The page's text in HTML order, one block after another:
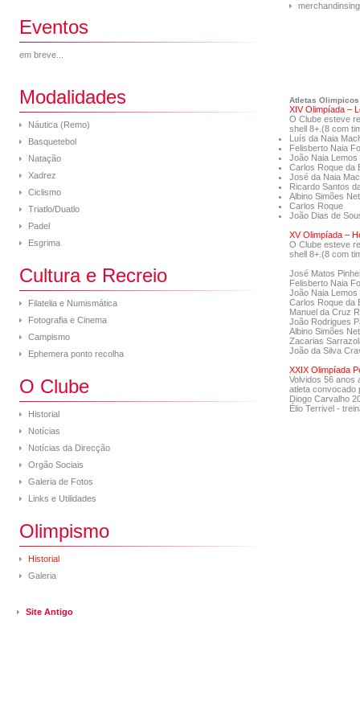
Eventos
em breve...
Modalidades
Náutica (Remo)
Basquetebol
Natação
Xadrez
Ciclismo
Triatlo/Duatlo
Padel
Esgrima
Cultura e Recreio
Filatelia e Numismática
Fotografia e Cinema
Campismo
Ephemera ponto recolha
O Clube
Historial
Notícias
Notícias da Direcção
Orgão Sociais
Galeria de Fotos
Links e Utilidades
Olimpismo
Historial
Galeria
Site Antigo
merchandinsing
Atletas Olimpicos
XIV Olimpíada –
O Clube esteve
shell 8+.(8 com
Luís da Naia
Felisberto Naia
João Naia Lemos
Carlos Roque da
José da Naia
Ricardo Santos
Albino Simões
Carlos Roque
João Dias de
XV Olimpíada –
O Clube esteve
shell 8+.(8 com
José Matos
Felisberto Naia
João Naia Lemos
Carlos Roque da
Manuel da Cruz
João Rodrigues
Albino Simões
Zacarias
João da Silva
XXIX Olimpíada
Volvidos 56 anos
atleta convocado
Diogo Carvalho
Élio Terrivel -